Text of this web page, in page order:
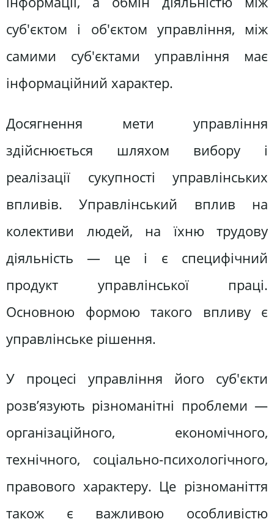
суб'єктом і об'єктом управління, між
самими суб'єктами управління має
інформаційний характер.
Досягнення мети управління
здійснюється шляхом вибору і
реалізації сукупності управлінських
впливів. Управлінський вплив на
колективи людей, на їхню трудову
діяльність — це і є специфічний
продукт управлінської праці.
Основною формою такого впливу є
управлінське рішення.
У процесі управління його суб'єкти
розв’язують різноманітні проблеми —
організаційного, економічного,
технічного, соціально-психологічного,
правового характеру. Це різноманіття
також є важливою особливістю